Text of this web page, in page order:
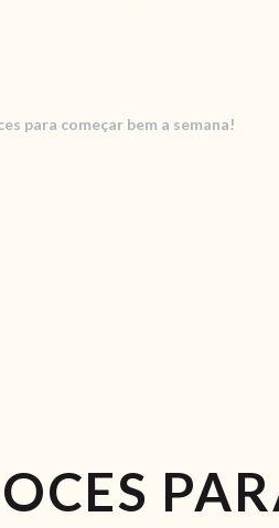
para começar bem a semana!